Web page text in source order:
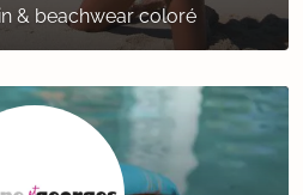
& beachwear coloré